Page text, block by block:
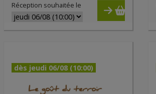
Réception souhaitée le
dès jeudi 06/08 (10:00)